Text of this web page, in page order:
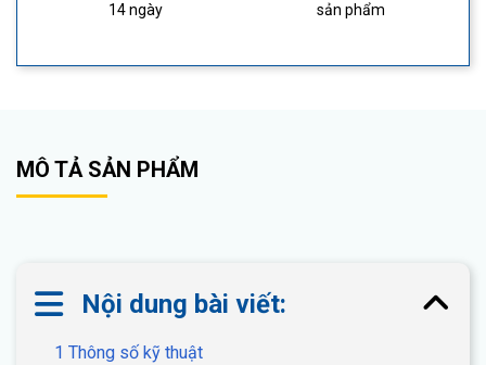
14 ngày
sản phẩm
MÔ TẢ SẢN PHẨM
Nội dung bài viết:
1 Thông số kỹ thuật